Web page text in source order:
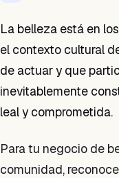
La belleza está en
el contexto cultural
de actuar y que
inevitablemente
leal y comprometida.
Para tu negocio de
comunidad,